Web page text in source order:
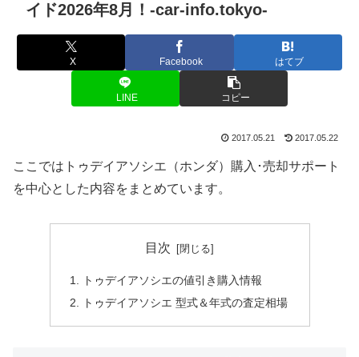
イド2026年8月！-car-info.tokyo-
X Facebook はてブ
LINE コピー
2017.05.21 2017.05.22
ここではトゥデイアソシエ（ホンダ）購入･売却サポート
を中心とした内容をまとめています。
目次
トゥデイアソシエの値引き購入情報
トゥデイアソシエ 型式＆年式の査定相場